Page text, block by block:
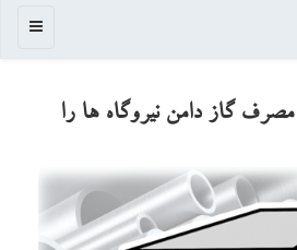
منو
مصرف گاز دامن نیروگاه ها را